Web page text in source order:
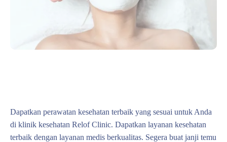
Dapatkan perawatan kesehatan terbaik yang sesuai untuk Anda
di klinik kesehatan Relof Clinic. Dapatkan layanan kesehatan
terbaik dengan layanan medis berkualitas. Segera buat janji temu